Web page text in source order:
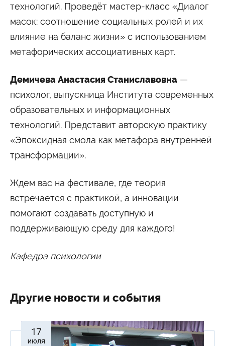
технологий. Проведёт мастер-класс «Диалог
масок: соотношение социальных ролей и их
влияние на баланс жизни» с использованием
метафорических ассоциативных карт.
Демичева Анастасия Станиславовна —
психолог, выпускница Института современных
образовательных и информационных
технологий. Представит авторскую практику
«Эпоксидная смола как метафора внутренней
трансформации».
Ждем вас на фестивале, где теория
встречается с практикой, а инновации
помогают создавать доступную и
поддерживающую среду для каждого!
Кафедра психологии
Другие новости и события
17
июля